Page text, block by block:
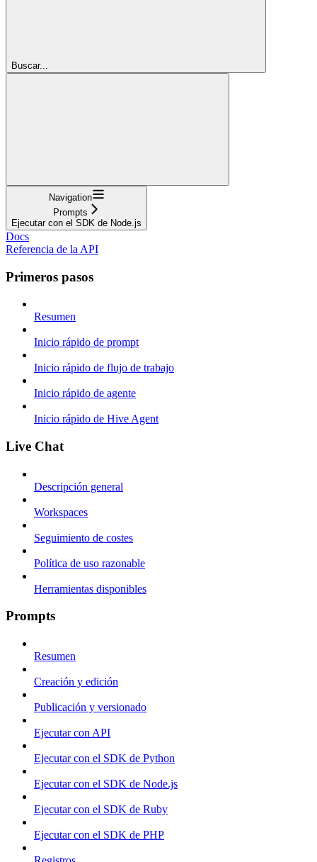
Buscar...
Navigation
Prompts
Ejecutar con el SDK de Node.js
Docs
Referencia de la API
Primeros pasos
Resumen
Inicio rápido de prompt
Inicio rápido de flujo de trabajo
Inicio rápido de agente
Inicio rápido de Hive Agent
Live Chat
Descripción general
Workspaces
Seguimiento de costes
Política de uso razonable
Herramientas disponibles
Prompts
Resumen
Creación y edición
Publicación y versionado
Ejecutar con API
Ejecutar con el SDK de Python
Ejecutar con el SDK de Node.js
Ejecutar con el SDK de Ruby
Ejecutar con el SDK de PHP